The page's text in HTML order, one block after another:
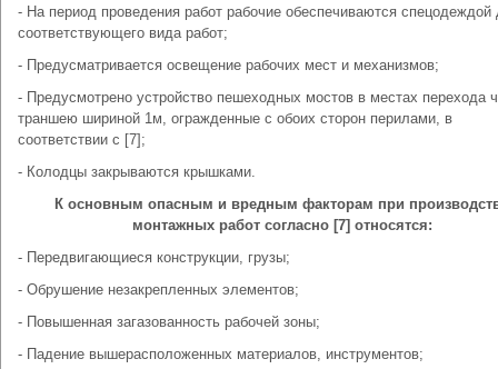
- На период проведения работ рабочие обеспечиваются спецодеждой
соответствующего вида работ;
- Предусматривается освещение рабочих мест и механизмов;
- Предусмотрено устройство пешеходных мостов в местах перехода
траншею шириной 1м, огражденные с обоих сторон перилами, в
соответствии с [7];
- Колодцы закрываются крышками.
К основным опасным и вредным факторам при
монтажных работ согласно [7] относятся:
- Передвигающиеся конструкции, грузы;
- Обрушение незакрепленных элементов;
- Повышенная загазованность рабочей зоны;
- Падение вышерасположенных материалов, инструментов;